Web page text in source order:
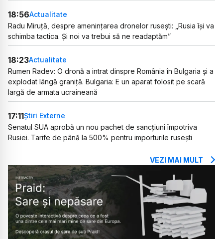
18:56Actualitate
Radu Miruță, despre amenințarea dronelor rusești: „Rusia își va
schimba tactica. Și noi va trebui să ne readaptăm”
18:23Actualitate
Rumen Radev: O dronă a intrat dinspre România în Bulgaria și a
explodat lângă graniță. Bulgaria: E un aparat folosit pe scară
largă de armata ucraineană
17:11Știri Externe
Senatul SUA aprobă un nou pachet de sancțiuni împotriva
Rusiei. Tarife de până la 500% pentru importurile rusești
VEZI MAI MULT